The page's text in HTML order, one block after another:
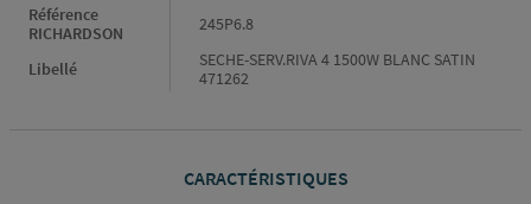
Référence
RICHARDSON
245P6.8
Libellé
SECHE-SERV.RIVA 4 1500W BLANC SATIN
471262
CARACTÉRISTIQUES